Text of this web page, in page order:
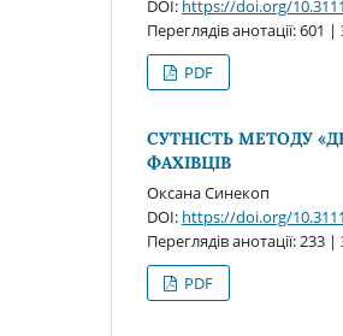
DOI: https://doi.org/
Переглядів анотації: 601
PDF
СУТНІСТЬ МЕТОДУ
ФАХІВЦІВ
Оксана Синекоп
DOI: https://doi.org/
Переглядів анотації: 233
PDF